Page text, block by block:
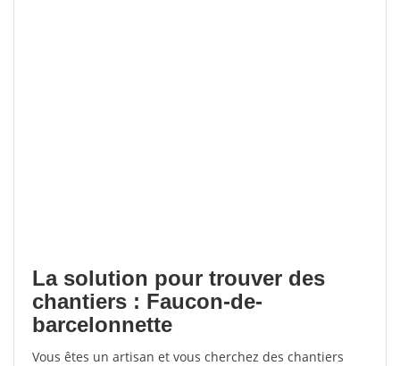
La solution pour trouver des
chantiers : Faucon-de-
barcelonnette
Vous êtes un artisan et vous cherchez des chantiers